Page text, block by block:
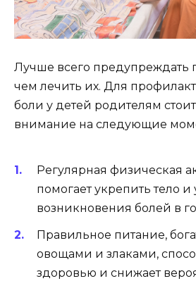
Лучше всего предупреждать
чем лечить их. Для
боли у детей родителям
внимание на следующие
Регулярная физическая
помогает укрепить тело
возникновения болей в
Правильное питание,
овощами и злаками,
здоровью и снижает